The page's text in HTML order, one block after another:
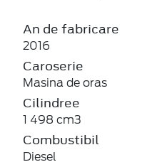
An de fabricare
2016
Caroserie
Masina de oras
Cilindree
1 498 cm3
Combustibil
Diesel